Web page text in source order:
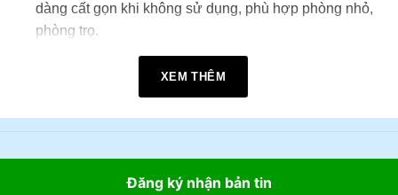
dàng cất gọn khi không sử dụng, phù hợp phòng nhỏ,
phòng trọ.
Bàn gỗ di động đa năng – có bánh xe hoặc chân xếp,
điều chỉnh được độ cao/độ nghiêng, tiện di chuyển khi
có ngăn kéo để bàn phím, phù hợp không gian làm việc
XEM THÊM
Đăng ký nhận bản tin